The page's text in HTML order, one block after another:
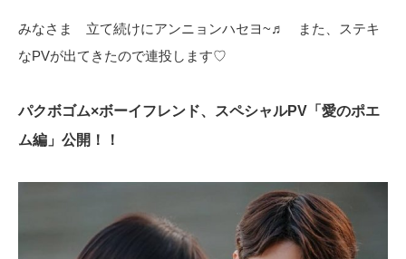
みなさま 立て続けにアンニョンハセヨ~♬ また、ステキ
なPVが出てきたので連投します♡
パクボゴム×ボーイフレンド、スペシャルPV「愛のポエ
ム編」公開！！